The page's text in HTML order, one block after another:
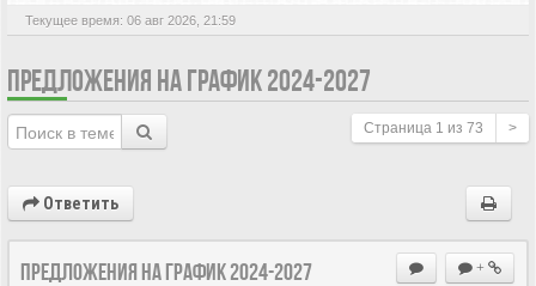
Текущее время: 06 авг 2026, 21:59
ПРЕДЛОЖЕНИЯ НА ГРАФИК 2024-2027
Страница 1 из 73 >
Ответить
+
Предложения на график 2024-2027